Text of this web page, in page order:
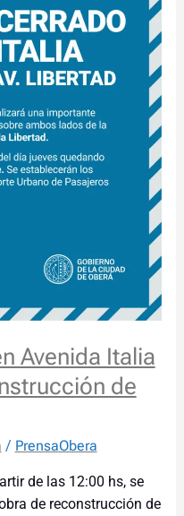
Avenida Italia
de
/ PrensaObera
de las 12:00 hs, se
de reconstrucción de